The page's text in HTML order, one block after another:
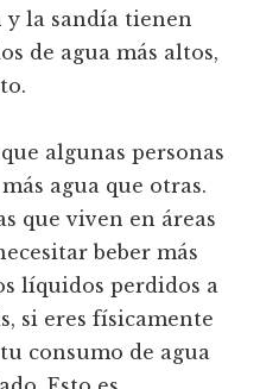
la sandía tienen
de agua más altos,
algunas personas
agua que otras.
que viven en áreas
beber más
líquidos perdidos a
si eres físicamente
consumo de agua